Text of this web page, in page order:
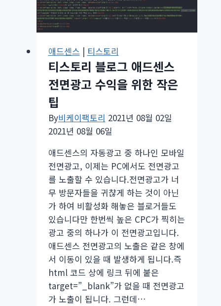
애드센스 | 티스토리
티스토리 블로그 애드센스
전면광고 수익을 위한 작은
팁
By비케이팩토리 2021년 08월 02일
2021년 08월 06일
애드센스의 자동광고 중 하나인 모바일
전면광고, 이제는 PC에서도 전면광고
를 노출할 수 있습니다.전면광고가 너
무 방문자들을 귀챦게 하는 것이 아닌
가 하여 비활성화 해놓은 블로거들도
있습니다만 한번씩 높은 CPC가 찍히는
광고 중의 하나가 이 전면광고입니다.
애드센스 전면광고의 노출은 같은 창에
서 이동이 있을 때 발생하게 됩니다.즉
html 코드 상에 링크 뒤에 붙은
target=”_blank”가 없을 때 전면광고
가 노출이 됩니다. 그런데…